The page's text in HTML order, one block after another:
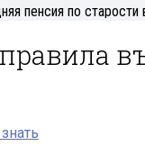
пенсия по